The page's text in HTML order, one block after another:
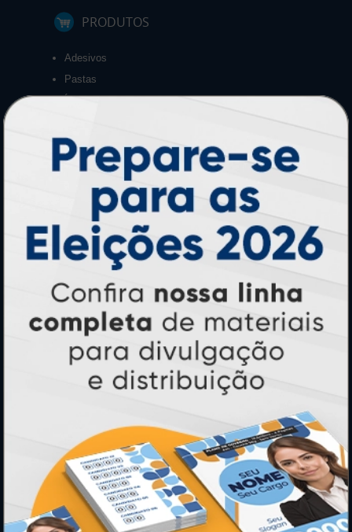
PRODUTOS
Adesivos
Pastas
Ímãs
Folder, Flyer e Panfleto
Banners e Lonas
Calendários 2027
PAGUE COM
* Pagamento com cartão de crédito terá valor adicional.
** Pagamentos a prazo poderão ter acréscimo.
*** Nota fiscal sujeita a emissão de acordo com prestador de
serviço, conforme legislação pertinente.
PARTICIPE